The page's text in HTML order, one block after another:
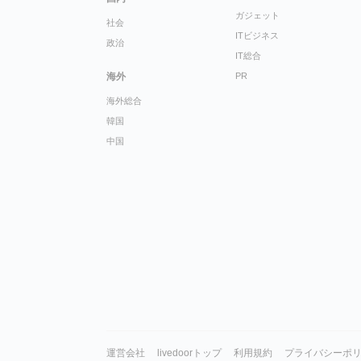
社会
政治
海外
海外総合
韓国
中国
ガジェット
ITビジネス
IT総合
PR
運営会社 livedoorトップ 利用規約 プライバシーポ